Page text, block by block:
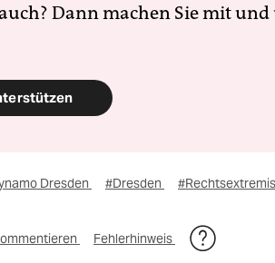
Dann machen Sie mit
Dresden #Dresden
Fehlerhinweis